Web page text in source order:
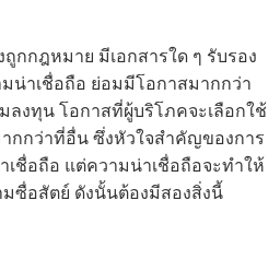
กกฎหมาย มีเอกสารใด ๆ รับรอง
าเชื่อถือ ย่อมมีโอกาสมากกว่า
ลงทุน โอกาสที่ผู้บริโภคจะเลือกใช้
กกว่าที่อื่น ซึ่งหัวใจสำคัญของการ
เชื่อถือ แต่ความน่าเชื่อถือจะทำให้
ซื่อสัตย์ ดังนั้นต้องมีสองสิ่งนี้